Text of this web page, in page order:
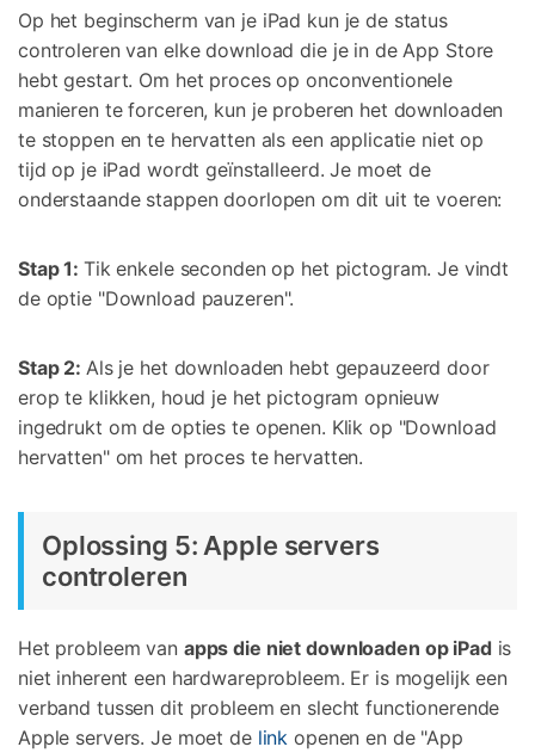
Op het beginscherm van je iPad kun je de status
controleren van elke download die je in de App Store
hebt gestart. Om het proces op onconventionele
manieren te forceren, kun je proberen het downloaden
te stoppen en te hervatten als een applicatie niet op
tijd op je iPad wordt geïnstalleerd. Je moet de
onderstaande stappen doorlopen om dit uit te voeren:
Stap 1: Tik enkele seconden op het pictogram. Je vindt
de optie "Download pauzeren".
Stap 2: Als je het downloaden hebt gepauzeerd door
erop te klikken, houd je het pictogram opnieuw
ingedrukt om de opties te openen. Klik op "Download
hervatten" om het proces te hervatten.
Oplossing 5: Apple servers
controleren
Het probleem van apps die niet downloaden op iPad is
niet inherent een hardwareprobleem. Er is mogelijk een
verband tussen dit probleem en slecht functionerende
Apple servers. Je moet de link openen en de "App